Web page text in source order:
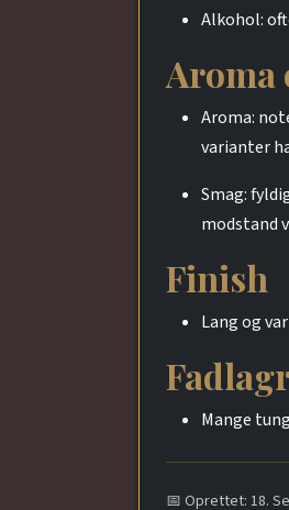
Alkohol:
Aroma
Aroma:
varianter
Smag:
modstand
Finish
Lang og
Mange
📅 Oprettet: 18.